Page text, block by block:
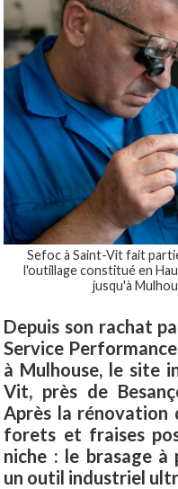
Sefoc à Saint-Vit fait
l'outillage constitué en
jusqu'à
Depuis son rachat
Service
à Mulhouse, le site
Vit, près de
Après la rénovation
forets et fraises
niche : le brasage à
un outil industriel